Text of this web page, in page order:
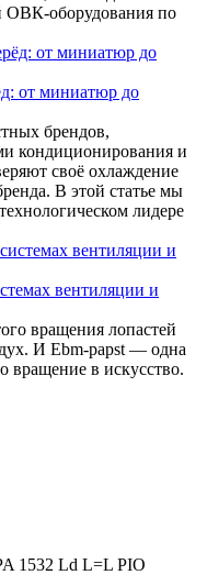
ОВК-оборудования по
от миниатюр до
брендов,
кондиционирования и
своё охлаждение
В этой статье мы
лидере
вентиляции и
вращения лопастей
И Ebm-papst — одна
вращение в искусство.
1532 Ld L=L PIO